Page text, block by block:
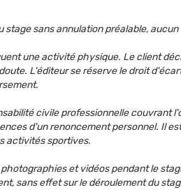
stage sans annulation préalable,
une activité physique. Le client
L'éditeur se réserve le droit
civile professionnelle couvrant
d'un renoncement personnel. Il
activités sportives.
et vidéos pendant le
sans effet sur le déroulement du